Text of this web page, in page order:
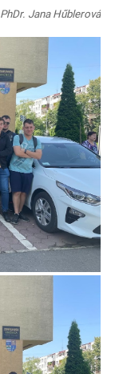
PhDr. Jana Hűblerová